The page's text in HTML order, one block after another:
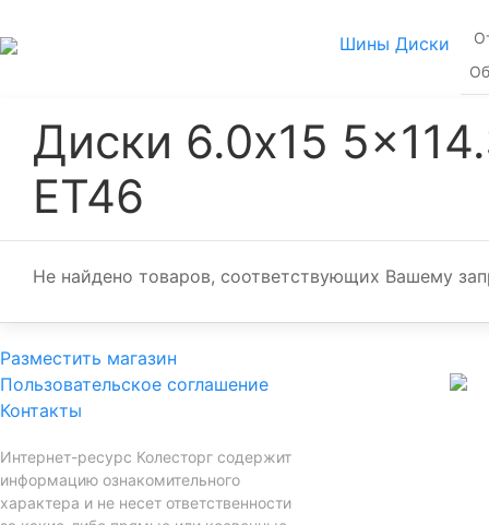
Шины Диски
Диски 6.0x15
ET46
Не найдено товаров, соответствующих Вашему
Разместить магазин
Пользовательское соглашение
Контакты
Интернет-ресурс Колесторг содержит
информацию ознакомительного
характера и не несет ответственности